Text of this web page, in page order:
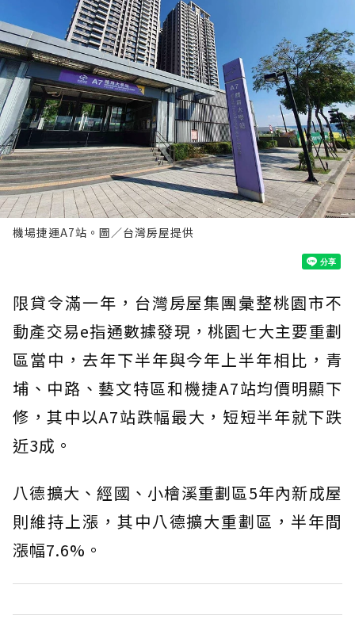
機場捷運A7站。圖／台灣房屋提供
限貸令滿一年，台灣房屋集團彙整桃園市不
動產交易e指通數據發現，桃園七大主要重劃
區當中，去年下半年與今年上半年相比，青
埔、中路、藝文特區和機捷A7站均價明顯下
修，其中以A7站跌幅最大，短短半年就下跌
近3成。
八德擴大、經國、小檜溪重劃區5年內新成屋
則維持上漲，其中八德擴大重劃區，半年間
漲幅7.6%。